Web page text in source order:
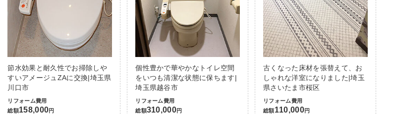
節水効果と耐久性でお掃除しや
すいアメージュZAに交換|埼玉県
川口市
リフォーム費用
総額158,000円
個性豊かで華やかなトイレ空間
をいつも清潔な状態に保ちます|
埼玉県越谷市
リフォーム費用
総額310,000円
古くなった床材を張替えて、お
しゃれな洋室になりました|埼玉
県さいたま市桜区
リフォーム費用
総額110,000円